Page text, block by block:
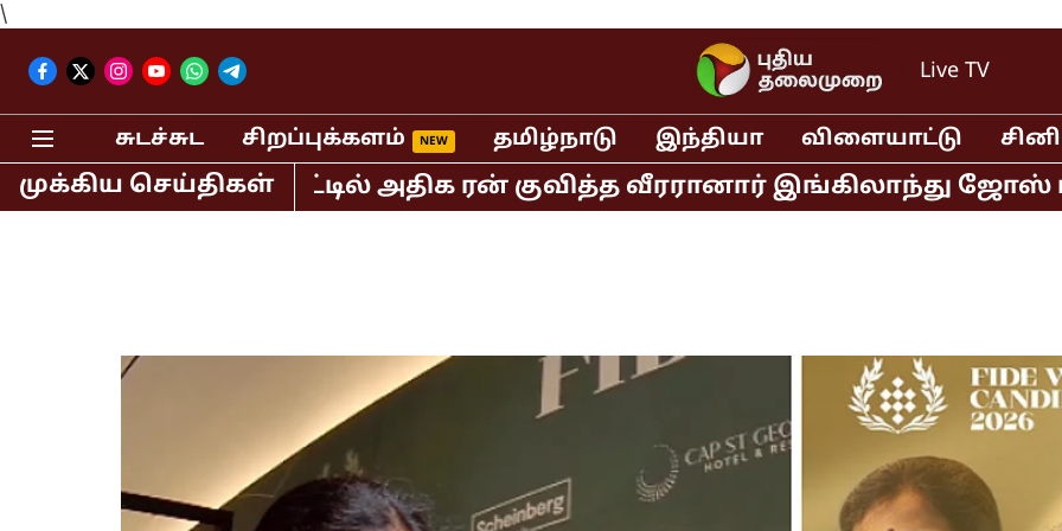
\
Live TV
சுடச்சுட சிறப்புக்களம் தமிழ்நாடு இந்தியா விளையாட்டு
முக்கிய செய்திகள்
டி20 கிரிக்கெட்டில் அதிக ரன் குவித்த வீரரானார் இங்கிலாந்து ஜோஸ் பட்லர்